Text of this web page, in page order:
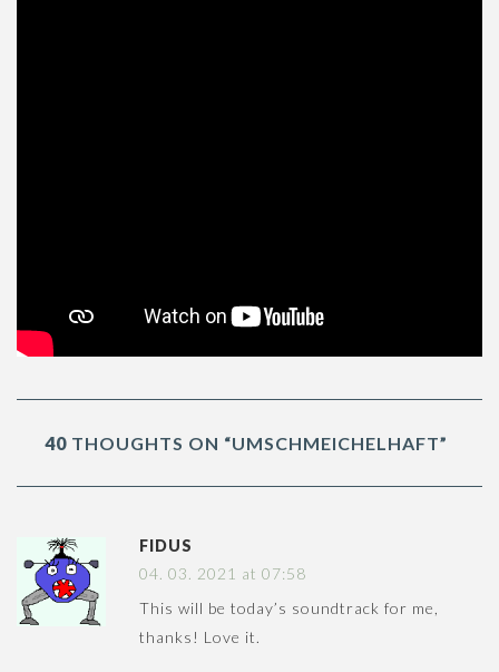
40 THOUGHTS ON “UMSCHMEICHELHAFT”
FIDUS
04. 03. 2021 at 07:58
This will be today’s soundtrack for me,
thanks! Love it.